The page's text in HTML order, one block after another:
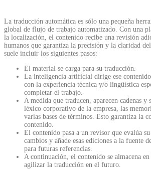
La traducción automática es sólo una pequeña
global de flujo de trabajo automatizado. Con una
la localización, el contenido recibe una revisión
humanos que garantiza la precisión y la claridad
suele incluir los siguientes pasos:
El material se carga para su traducción.
La inteligencia artificial dirige ese
con la experiencia técnica y/o lingüística
completar el trabajo.
A medida que traducen, aparecen cadenas y
léxico corporativo de la empresa, las
varias bases de términos. Esto garantiza la
contenido.
El contenido pasa a un revisor que evalúa
cambios y añade esas ediciones a la fuente
para futuras referencias.
A continuación, el contenido se almacena
agilizar la traducción en el futuro.